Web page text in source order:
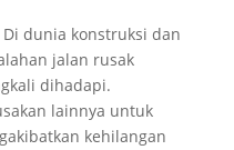
dunia konstruksi dan
jalan rusak
dihadapi.
lainnya untuk
kehilangan